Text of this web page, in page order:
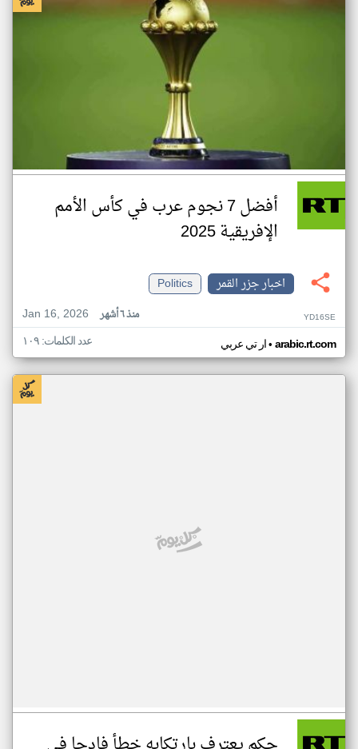
أفضل 7 نجوم عرب في كأس الأمم
الإفريقية 2025
اخبار جزر القمر
Politics
Jan 16, 2026
منذ ٦ أشهر YD16SE
ار تي عربي• arabic.rt.com عدد الكلمات: ١٠٩